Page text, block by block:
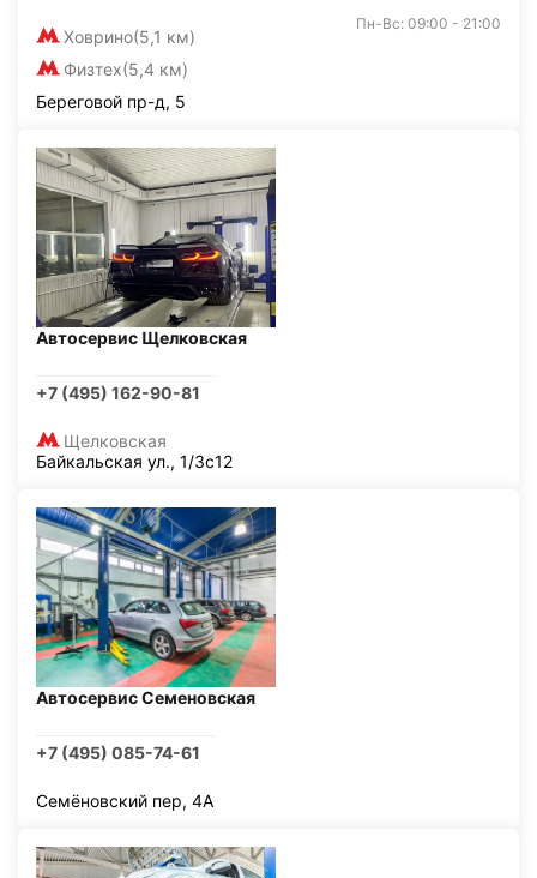
Ховрино(5,1 км)
Физтех(5,4 км)
Пн-Вс: 09:00 - 21:00
Береговой пр-д, 5
Автосервис Щелковская
+7 (495) 162-90-81
Щелковская
Байкальская ул., 1/3с12
Автосервис Семеновская
+7 (495) 085-74-61
Семёновский пер, 4А